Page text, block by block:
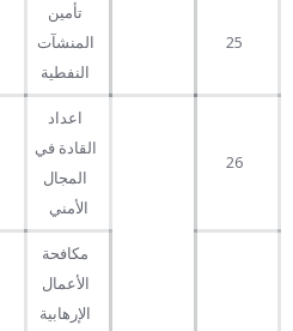
25
تأمين
المنشآت
النفطية
26
اعداد
القادة في
المجال
الأمني
مكافحة
الأعمال
الإرهابية